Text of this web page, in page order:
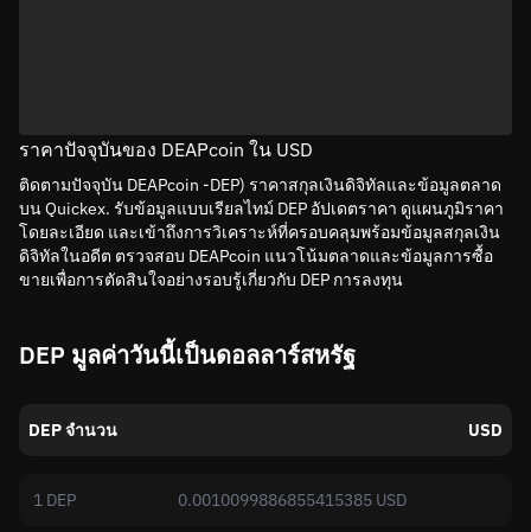
ราคาปัจจุบันของ DEAPcoin ใน USD
ติดตามปัจจุบัน DEAPcoin -DEP) ราคาสกุลเงินดิจิทัลและข้อมูลตลาด
บน Quickex. รับข้อมูลแบบเรียลไทม์ DEP อัปเดตราคา ดูแผนภูมิราคา
โดยละเอียด และเข้าถึงการวิเคราะห์ที่ครอบคลุมพร้อมข้อมูลสกุลเงิน
ดิจิทัลในอดีต ตรวจสอบ DEAPcoin แนวโน้มตลาดและข้อมูลการซื้อ
ขายเพื่อการตัดสินใจอย่างรอบรู้เกี่ยวกับ DEP การลงทุน
DEP มูลค่าวันนี้เป็นดอลลาร์สหรัฐ
DEP จำนวน USD
1 DEP 0.0010099886855415385 USD